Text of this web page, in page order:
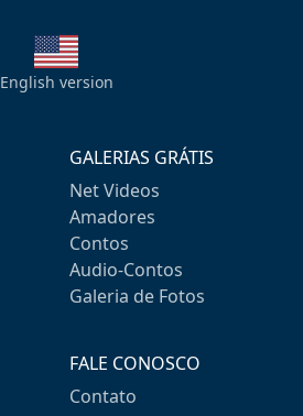
English version
GALERIAS GRÁTIS
Net Videos
Amadores
Contos
Audio-Contos
Galeria de Fotos
FALE CONOSCO
Contato